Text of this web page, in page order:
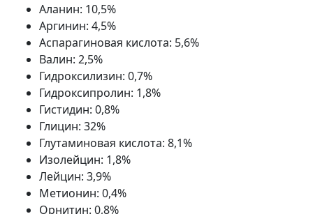
Аланин: 10,5%
Аргинин: 4,5%
Аспарагиновая кислота: 5,6%
Валин: 2,5%
Гидроксилизин: 0,7%
Гидроксипролин: 1,8%
Гистидин: 0,8%
Глицин: 32%
Глутаминовая кислота: 8,1%
Изолейцин: 1,8%
Лейцин: 3,9%
Метионин: 0,4%
Орнитин: 0,8%